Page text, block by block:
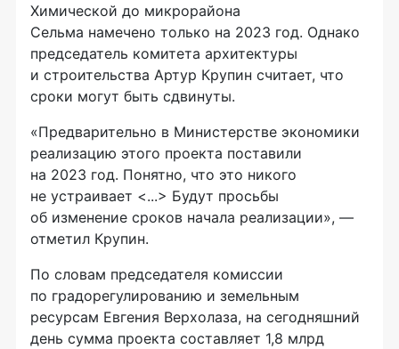
Химической до микрорайона
Сельма намечено только на 2023 год. Однако
председатель комитета архитектуры
и строительства Артур Крупин считает, что
сроки могут быть сдвинуты.
«Предварительно в Министерстве экономики
реализацию этого проекта поставили
на 2023 год. Понятно, что это никого
не устраивает <...> Будут просьбы
об изменение сроков начала реализации», —
отметил Крупин.
По словам председателя комиссии
по градорегулированию и земельным
ресурсам Евгения Верхолаза, на сегодняшний
день сумма проекта составляет 1,8 млрд